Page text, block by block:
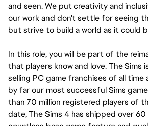
and seen. We put creativity and
our work and don't settle for seeing
but strive to build a world as it could
In this role, you will be part of the
that players know and love. The
selling PC game franchises of all time
by far our most successful Sims
than 70 million registered players of
date, The Sims 4 has shipped over